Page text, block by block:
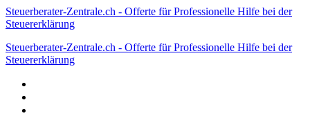
Steuerberater-Zentrale.ch - Offerte für Professionelle Hilfe bei der
Steuererklärung
Steuerberater-Zentrale.ch - Offerte für Professionelle Hilfe bei der
Steuererklärung